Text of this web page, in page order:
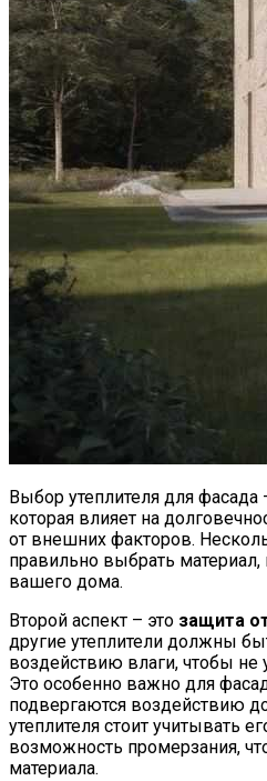
Выбор утеплителя для фасада
которая влияет на
от внешних факторов.
правильно выбрать
вашего дома.
Второй аспект – это защита
другие утеплители должны
воздействию влаги, чтобы не
Это особенно важно для
подвергаются воздействию
утеплителя стоит учитывать
возможность промерзания,
материала.